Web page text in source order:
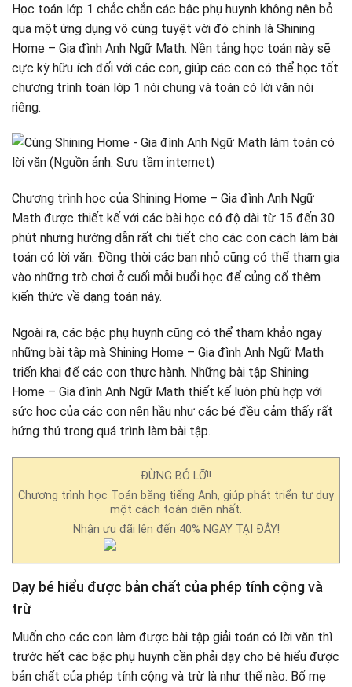
Học toán lớp 1 chắc chắn các bậc phụ huynh không nên bỏ
qua một ứng dụng vô cùng tuyệt vời đó chính là Shining
Home – Gia đình Anh Ngữ Math. Nền tảng học toán này sẽ
cực kỳ hữu ích đối với các con, giúp các con có thể học tốt
chương trình toán lớp 1 nói chung và toán có lời văn nói
riêng.
Chương trình học của Shining Home – Gia đình Anh Ngữ
Math được thiết kế với các bài học có độ dài từ 15 đến 30
phút nhưng hướng dẫn rất chi tiết cho các con cách làm bài
toán có lời văn. Đồng thời các bạn nhỏ cũng có thể tham gia
vào những trò chơi ở cuối mỗi buổi học để củng cố thêm
kiến thức về dạng toán này.
Ngoài ra, các bậc phụ huynh cũng có thể tham khảo ngay
những bài tập mà Shining Home – Gia đình Anh Ngữ Math
triển khai để các con thực hành. Những bài tập Shining
Home – Gia đình Anh Ngữ Math thiết kế luôn phù hợp với
sức học của các con nên hầu như các bé đều cảm thấy rất
hứng thú trong quá trình làm bài tập.
ĐỪNG BỎ LỠ!!
Chương trình học Toán bằng tiếng Anh, giúp phát triển tư duy
một cách toàn diện nhất.
Nhận ưu đãi lên đến 40% NGAY TẠI ĐÂY!
Dạy bé hiểu được bản chất của phép tính cộng và
trừ
Muốn cho các con làm được bài tập giải toán có lời văn thì
trước hết các bậc phụ huynh cần phải dạy cho bé hiểu được
bản chất của phép tính cộng và trừ là như thế nào. Bố mẹ